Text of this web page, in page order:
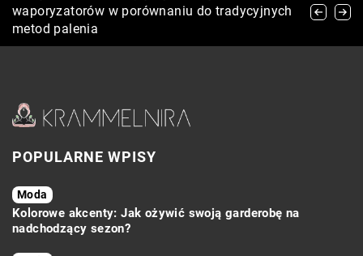
kosmetyków z propolisem?
waporyzatorów w porównaniu do tradycyjnych
metod palenia
pielęgnacji skóry wrażliwej?
POPULARNE WPISY
Moda
Kolorowe akcenty: Jak ożywić swoją garderobę na
nadchodzący sezon?